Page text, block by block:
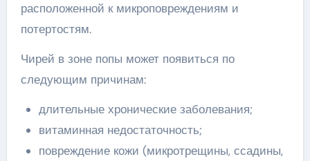
расположенной к микроповреждениям и
потертостям.
Чирей в зоне попы может появиться по
следующим причинам:
длительные хронические заболевания;
витаминная недостаточность;
повреждение кожи (микротрещины, ссадины,